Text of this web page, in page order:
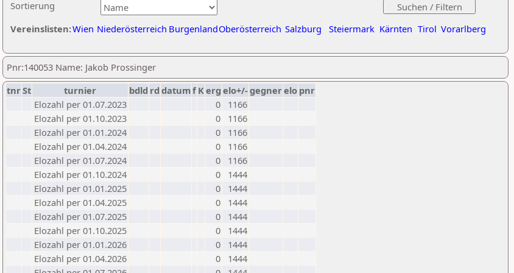
Sortierung
Vereinslisten:Wien Niederösterreich BurgenlandOberösterreich Salzburg Steiermark Kärnten Tirol Vorarlberg
Pnr:140053 Name: Jakob Prossinger
tnrSt turnier bdld rd datumf Kerg elo+/-gegnerelo pnr
Elozahl per 01.07.2023
0
1166
Elozahl per 01.10.2023
0
1166
Elozahl per 01.01.2024
0
1166
Elozahl per 01.04.2024
0
1166
Elozahl per 01.07.2024
0
1166
Elozahl per 01.10.2024
0
1444
Elozahl per 01.01.2025
0
1444
Elozahl per 01.04.2025
0
1444
Elozahl per 01.07.2025
0
1444
Elozahl per 01.10.2025
0
1444
Elozahl per 01.01.2026
0
1444
Elozahl per 01.04.2026
0
1444